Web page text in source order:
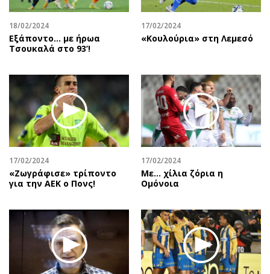
18/02/2024
Εξάποντο… με ήρωα
Τσουκαλά στο 93’!
17/02/2024
«Κουλούρια» στη Λεμεσό
17/02/2024
«Ζωγράφισε» τρίποντο
για την ΑΕΚ ο Πονς!
17/02/2024
Με... χίλια ζόρια η
Ομόνοια